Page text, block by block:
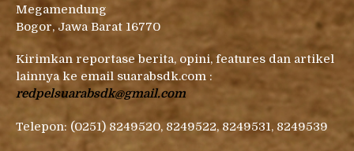
Megamendung
Bogor, Jawa Barat 16770
Kirimkan reportase berita, opini, features dan artikel
lainnya ke email suarabsdk.com :
redpelsuarabsdk@gmail.com
Telepon: (0251) 8249520, 8249522, 8249531, 8249539